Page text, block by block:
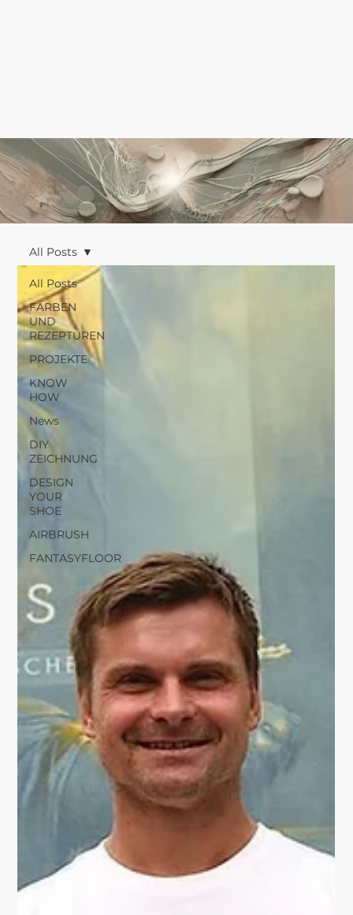
All Posts
FARBEN
UND
REZEPTUREN
PROJEKTE
KNOW
HOW
News
DIY
ZEICHNUNG
DESIGN
YOUR
SHOE
AIRBRUSH
FANTASYFLOOR
All Posts